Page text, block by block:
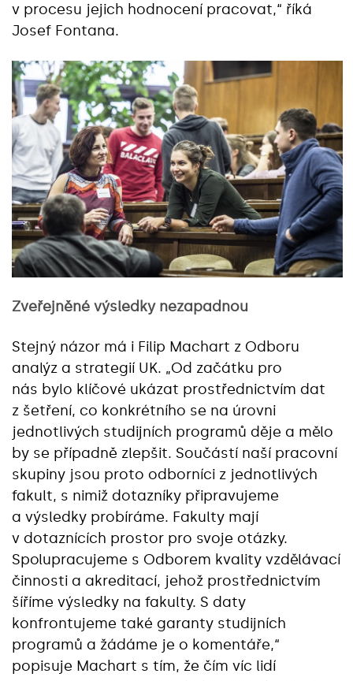
v procesu jejich hodnocení pracovat,“ říká
Josef Fontana.
Zveřejněné výsledky nezapadnou
Stejný názor má i Filip Machart z Odboru
analýz a strategií UK. „Od začátku pro
nás bylo klíčové ukázat prostřednictvím dat
z šetření, co konkrétního se na úrovni
jednotlivých studijních programů děje a mělo
by se případně zlepšit. Součástí naší pracovní
skupiny jsou proto odborníci z jednotlivých
fakult, s nimiž dotazníky připravujeme
a výsledky probíráme. Fakulty mají
v dotaznících prostor pro svoje otázky.
Spolupracujeme s Odborem kvality vzdělávací
činnosti a akreditací, jehož prostřednictvím
šíříme výsledky na fakulty. S daty
konfrontujeme také garanty studijních
programů a žádáme je o komentáře,“
popisuje Machart s tím, že čím víc lidí